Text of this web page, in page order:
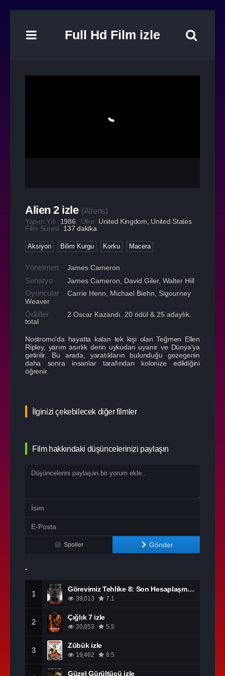
Full Hd Film izle
Alien 2 izle (Aliens)
Yapım Yılı 1986 Ülke United Kingdom United States
Film Süresi
137 dakika
Aksiyon Bilim Kurgu Korku Macera
Yönetmen James Cameron
Senaryo James Cameron, David Giler, Walter Hill
Oyuncular Carrie Henn Michael Biehn
Sigourney
Weaver
Ödüller
2 Oscar Kazandı. 20 ödül & 25 adaylık.
total
Nostromo'da hayatta kalan tek kişi olan Teğmen Ellen
Ripley, yarım asırlık derin uykudan uyanır ve Dünya'ya
getirilir. Bu arada, yaratıkların bulunduğu gezegenin
daha sonra insanlar tarafından kolonize edildiğini
öğrenir.
İlginizi çekebilecek diğer filmler
Film hakkındaki düşüncelerinizi paylaşın
Spoiler Gönder
1
Görevimiz Tehlike 8: Son Hesaplaşma izle
39,013 7.1
2
Çığlık 7 izle
20,853 5.5
3
Zübük izle
19,462 8.5
Güzel Gürültücü izle